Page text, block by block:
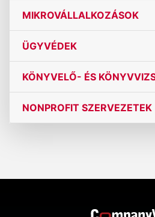
MIKROVÁLLALKOZÁSOK
ÜGYVÉDEK
KÖNYVELŐ- ÉS
NONPROFIT SZERVEZETEK